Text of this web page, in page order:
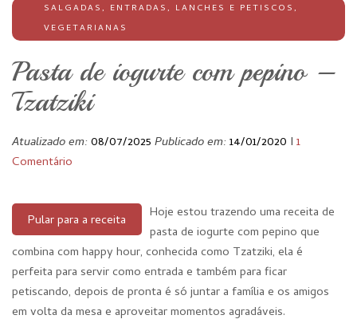
SALGADAS, ENTRADAS, LANCHES E PETISCOS,
VEGETARIANAS
Pasta de iogurte com pepino –
Tzatziki
Atualizado em:08/07/2025 Publicado em:14/01/2020 I 1
Comentário
Pular para a receita
Hoje estou trazendo uma receita de
pasta de iogurte com pepino que
combina com happy hour, conhecida como Tzatziki, ela é
perfeita para servir como entrada e também para ficar
petiscando, depois de pronta é só juntar a família e os amigos
em volta da mesa e aproveitar momentos agradáveis.